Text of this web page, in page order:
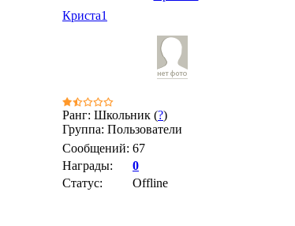
Криста1
Ранг: Школьник (?)
Группа: Пользователи
Сообщений: 67
Награды:
0
Статус:
Offline